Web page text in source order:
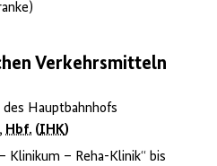
Verkehrsmitteln
Hauptbahnhofs
Hbf. (IHK)
– Klinikum – Reha-Klinik“ bis